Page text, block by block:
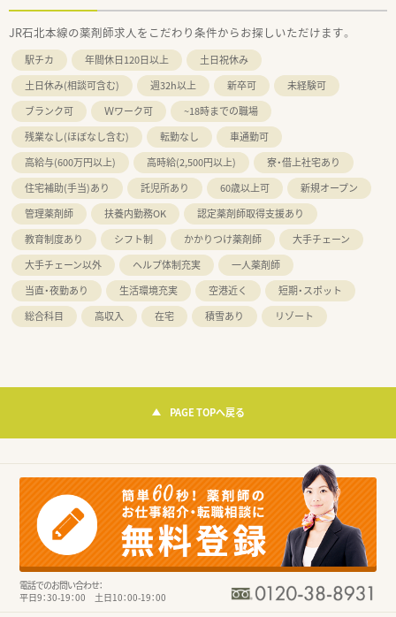
JR石北本線の薬剤師求人をこだわり条件からお探しいただけます。
駅チカ 年間休日120日以上
土日祝休み
土日休み(相談可含む)
週32h以上 新卒可
未経験可
ブランク可
Ｗワーク可
~18時までの職場
残業なし(ほぼなし含む)
転勤なし
車通勤可
高給与(600万円以上)
高時給(2,500円以上)
寮・借上社宅あり
住宅補助(手当)あり
託児所あり 60歳以上可
新規オープン
管理薬剤師
扶養内勤務OK
認定薬剤師取得支援あり
教育制度あり
シフト制 かかりつけ薬剤師
大手チェーン
大手チェーン以外
ヘルプ体制充実
一人薬剤師
当直・夜勤あり
生活環境充実 空港近く
短期・スポット
総合科目
高収入 在宅 積雪あり リゾート
PAGE TOPへ戻る
電話でのお問い合わせ：
平日9：30-19：00 土日10：00-19：00